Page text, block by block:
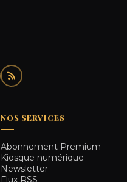
NOS SERVICES
Abonnement Premium
Kiosque numérique
Newsletter
Flux RSS